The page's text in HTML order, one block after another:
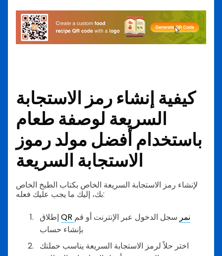
كيفية إنشاء رمز الاستجابة
السريعة لوصفة طعام
باستخدام أفضل مولد رموز
الاستجابة السريعة
لإنشاء رمز الاستجابة السريعة الخاص بكتاب الطبخ الخاص
بك، إليك ما يجب عليك فعله:
QR نمر سجل الدخول عبر الإنترنت أو قم
بإنشاء حساب
اختر حلاً لرمز الاستجابة السريعة يناسب حملتك